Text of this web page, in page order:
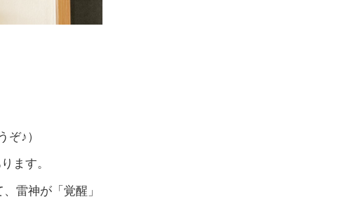
♪）
ます。
雷神が「覚醒」